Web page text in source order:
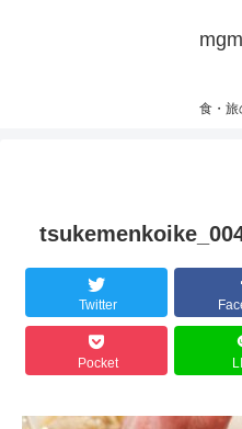
食・旅
Twitter
Pocket